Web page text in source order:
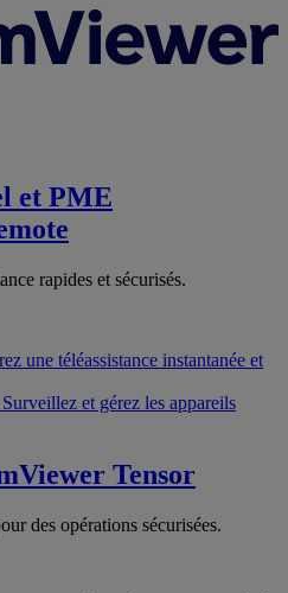
et PME
rapides et sécurisés.
une téléassistance instantanée et
Surveillez et gérez les appareils
Tensor
des opérations sécurisées.